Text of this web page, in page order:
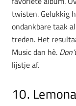
twisten. Gelukkig
ondankbare taak
treden. Het
Music dan hè.
lijstje af.
10.